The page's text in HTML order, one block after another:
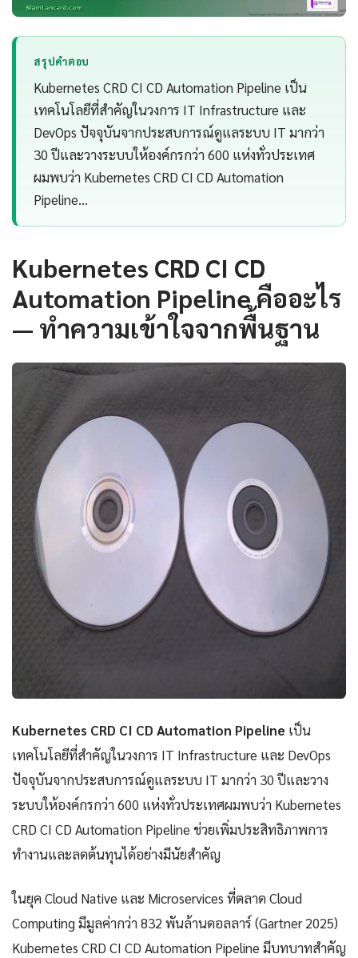
สรุปคำตอบ
Kubernetes CRD CI CD Automation Pipeline เป็น
เทคโนโลยีที่สำคัญในวงการ IT Infrastructure และ
DevOps ปัจจุบันจากประสบการณ์ดูแลระบบ IT มากว่า
30 ปีและวางระบบให้องค์กรกว่า 600 แห่งทั่วประเทศ
ผมพบว่า Kubernetes CRD CI CD Automation
Pipeline…
Kubernetes CRD CI CD
Automation Pipeline คืออะไร
— ทำความเข้าใจจากพื้นฐาน
Kubernetes CRD CI CD Automation Pipeline เป็น
เทคโนโลยีที่สำคัญในวงการ IT Infrastructure และ DevOps
ปัจจุบันจากประสบการณ์ดูแลระบบ IT มากว่า 30 ปีและวาง
ระบบให้องค์กรกว่า 600 แห่งทั่วประเทศผมพบว่า Kubernetes
CRD CI CD Automation Pipeline ช่วยเพิ่มประสิทธิภาพการ
ทำงานและลดต้นทุนได้อย่างมีนัยสำคัญ
ในยุค Cloud Native และ Microservices ที่ตลาด Cloud
Computing มีมูลค่ากว่า 832 พันล้านดอลลาร์ (Gartner 2025)
Kubernetes CRD CI CD Automation Pipeline มีบทบาทสำคัญ